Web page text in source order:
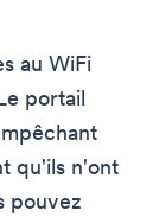
au WiFi
portail
qu'ils n'ont
pouvez